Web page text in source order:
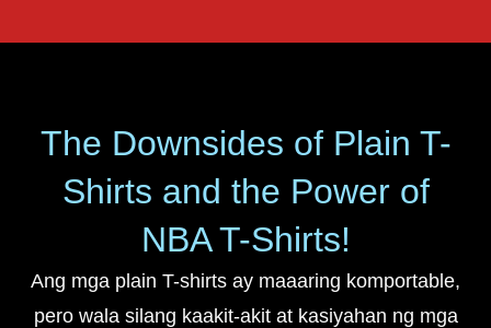
The Downsides of Plain T-
Shirts and the Power of
NBA T-Shirts!
Ang mga plain T-shirts ay maaaring komportable,
pero wala silang kaakit-akit at kasiyahan ng mga